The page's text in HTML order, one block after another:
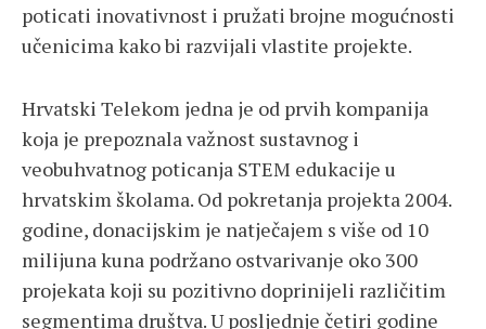
poticati inovativnost i pružati brojne mogućnosti
učenicima kako bi razvijali vlastite projekte.
Hrvatski Telekom jedna je od prvih kompanija
koja je prepoznala važnost sustavnog i
veobuhvatnog poticanja STEM edukacije u
hrvatskim školama. Od pokretanja projekta 2004.
godine, donacijskim je natječajem s više od 10
milijuna kuna podržano ostvarivanje oko 300
projekata koji su pozitivno doprinijeli različitim
segmentima društva. U posljednje četiri godine